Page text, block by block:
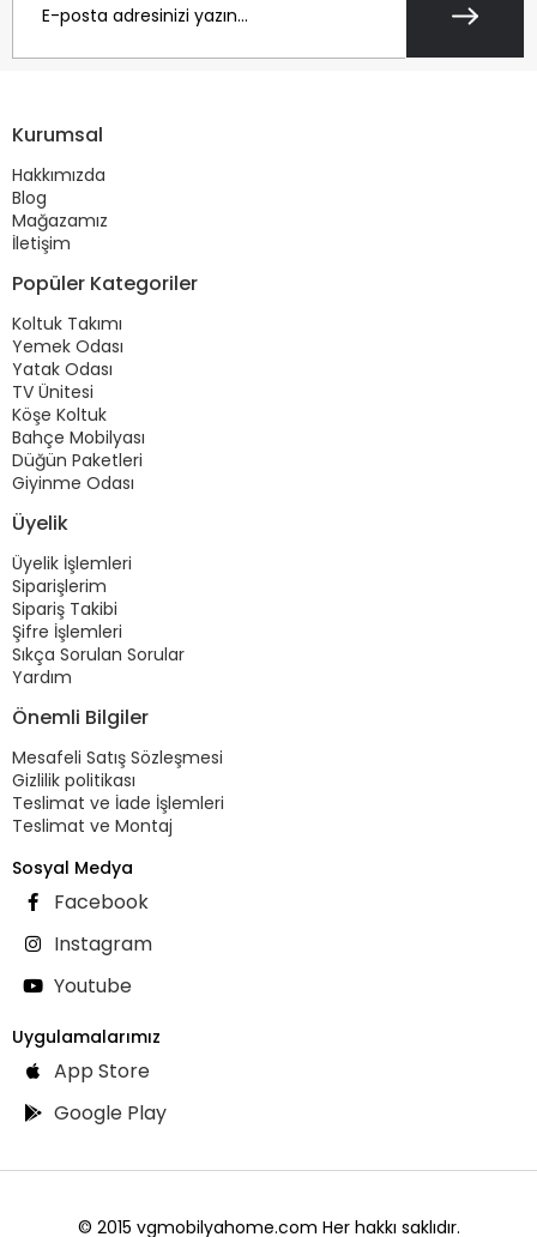
Kurumsal
Hakkımızda
Blog
Mağazamız
İletişim
Popüler Kategoriler
Koltuk Takımı
Yemek Odası
Yatak Odası
TV Ünitesi
Köşe Koltuk
Bahçe Mobilyası
Düğün Paketleri
Giyinme Odası
Üyelik
Üyelik İşlemleri
Siparişlerim
Sipariş Takibi
Şifre İşlemleri
Sıkça Sorulan Sorular
Yardım
Önemli Bilgiler
Mesafeli Satış Sözleşmesi
Gizlilik politikası
Teslimat ve İade İşlemleri
Teslimat ve Montaj
Sosyal Medya
Facebook
Instagram
Youtube
Uygulamalarımız
App Store
Google Play
© 2015 vgmobilyahome.com Her hakkı saklıdır.